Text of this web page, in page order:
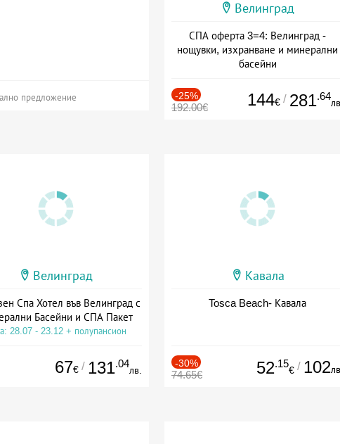
предложение
Велинград
СПА оферта 3=4: Велинград -
нощувки, изхранване и минерални
басейни
-25%
192.00€ 144€ / 281.64
лв.
Велинград
Спа Хотел във Велинград с
Басейни и СПА Пакет
28.07 - 23.12 + полупансион
67€ / 131.04
лв.
Кавала
Tosca Beach- Кавала
-30%
74.65€ 52.15
€ / 102лв.